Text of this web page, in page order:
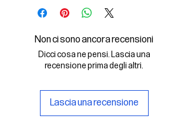
- le immagini descritte in formato
- la licenza d'uso delle grafiche
Il File SVG è compatibile con Adobe,
Cricut Design, Cricut
Procreate e Affinity
Non ci sono ancora recensioni
Dicci cosa ne pensi. Lascia una
recensione prima degli altri.
Lascia una recensione